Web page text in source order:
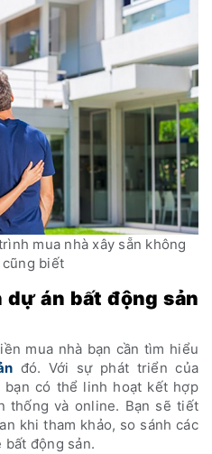
mua nhà xây sẵn không
cũng biết
án bất động sản
mua nhà bạn cần tìm hiểu
đó. Với sự phát triển của
có thể linh hoạt kết hợp
thống và online. Bạn sẽ tiết
khi tham khảo, so sánh các
bất động sản.